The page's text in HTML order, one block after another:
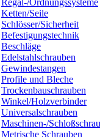
Regal-/Ordnungssysteme
Ketten/Seile
Schlösser/Sicherheit
Befestigungstechnik
Beschläge
Edelstahlschrauben
Gewindestangen
Profile und Bleche
Trockenbauschrauben
Winkel/Holzverbinder
Universalschrauben
Maschinen-/
Metrische Schrauben